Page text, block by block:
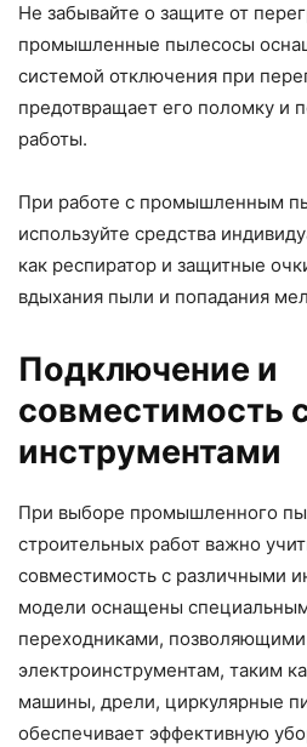
Не забывайте о защите от
промышленные пылесосы
системой отключения при
предотвращает его поломку и
работы.
При работе с промышленным
используйте средства
как респиратор и защитные
вдыхания пыли и попадания
Подключение и
совместимость
инструментами
При выборе промышленного
строительных работ важно
совместимость с различными
модели оснащены
переходниками,
электроинструментам, таким
машины, дрели, циркулярные
обеспечивает эффективную